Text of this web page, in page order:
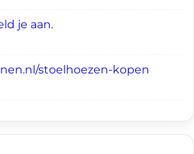
je aan.
stoelhoezen-kopen